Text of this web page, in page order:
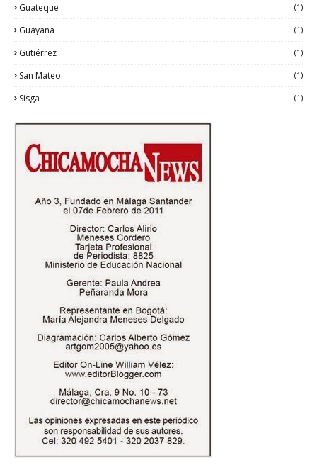
Guateque (1)
Guayana (1)
Gutiérrez (1)
San Mateo (1)
Sisga (1)